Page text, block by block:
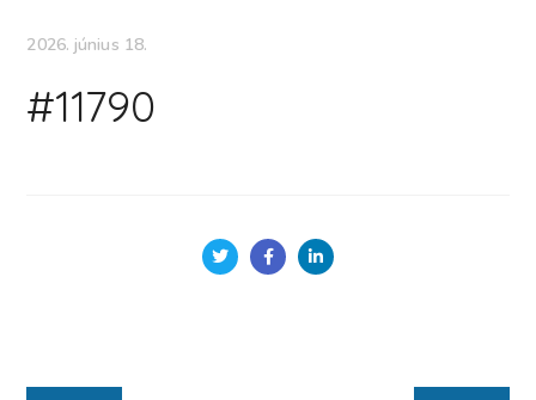
2026. június 18.
#11790